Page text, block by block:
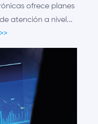
ofrece planes
atención a nivel...